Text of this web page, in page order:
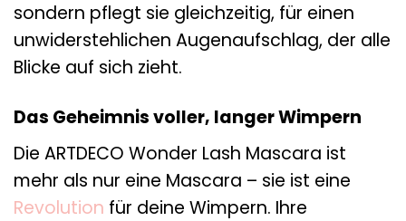
sondern pflegt sie gleichzeitig, für einen
unwiderstehlichen Augenaufschlag, der alle
Blicke auf sich zieht.
Das Geheimnis voller, langer Wimpern
Die ARTDECO Wonder Lash Mascara ist
mehr als nur eine Mascara – sie ist eine
Revolution für deine Wimpern. Ihre